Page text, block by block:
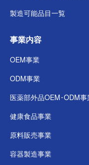
製造可能品目一覧
事業内容
OEM事業
ODM事業
医薬部外品OEM･ODM事
健康食品事業
原料販売事業
容器製造事業